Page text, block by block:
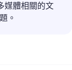
媒體相關的文
。